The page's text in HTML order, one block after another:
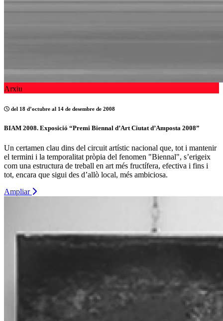
Arxiu
del 18 d’octubre al 14 de desembre de 2008
BIAM 2008. Exposició “Premi Biennal d’Art Ciutat d’Amposta 2008”
Un certamen clau dins del circuit artístic nacional que, tot i mantenir
el termini i la temporalitat pròpia del fenomen "Biennal", s’erigeix
com una estructura de treball en art més fructífera, efectiva i fins i
tot, encara que sigui des d’allò local, més ambiciosa.
Ampliar